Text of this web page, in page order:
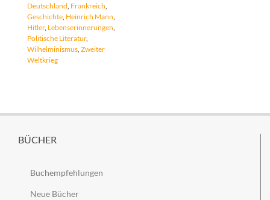
Deutschland Frankreich
Geschichte Heinrich Mann
Hitler, Lebenserinnerungen
Politische Literatur,
Wilhelminismus Zweiter
Weltkrieg
BÜCHER
Buchempfehlungen
Neue Bücher